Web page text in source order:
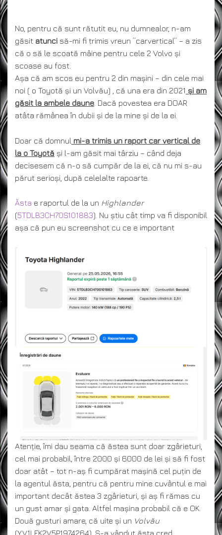
No, pentru că sunt rătutit eu, nu dumnealor, n-am
găsit atunci să-mi fi trimis vreun ”carvertical” – a zis
că o să le scoată mâine pentru cele 2 Volvo și
scoase au fost.
Așa că am scos eu pentru 2 din mașini – din cele mai
noi ( o Toyotă și un Volvău) , că una era din 2021 și am
găsit la ambele daune . Dacă povestea era DOAR
atâta rămânea în dubii și de la mine și de la ei.
Doar că domnul mi-a trimis un raport car vertical de
la o Toyotă și l-am găsit mai târziu – când deja
decisesem că n-o să cumpăr de la ei, că nu mi s-au
părut serioși, după celelalte rapoarte.
Ăsta e raportul de la un Highlander
(5TDLB3CH70S101883). Nu știu cât timp va fi disponibil
așa că pun eu screenshot cu ce e important
Atenție, îmi dau seama că ăstea sunt doar zgârieturi,
cel mai probabil, între 2000 și 6000 de lei și să fi fost
doar atât – tot n-aș fi cumpărat mașină cel puțin de
la agentul ăsta, pentru că pentru mine cuvântul e mai
important decât ăstea 3 zgârieturi, și aș fi rămas cu
un gust amar și gata. Altfel mașina probabil că e OK.
Două gusturi amare, că uite și un Volvău
(YV1LFK2V5P1974264). S-a vândut ăsta cred.